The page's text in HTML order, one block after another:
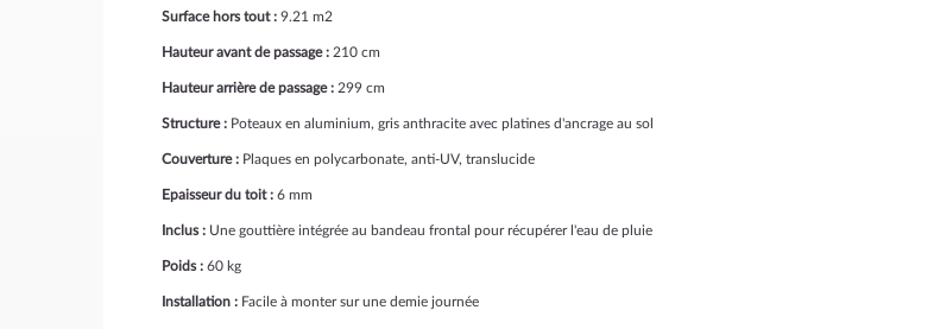
Surface hors tout : 9.21 m2
Hauteur avant de passage : 210 cm
Hauteur arrière de passage : 299 cm
Structure : Poteaux en aluminium, gris anthracite avec platines d'ancrage au sol
Couverture : Plaques en polycarbonate, anti-UV, translucide
Epaisseur du toit : 6 mm
Inclus : Une gouttière intégrée au bandeau frontal pour récupérer l'eau de pluie
Poids : 60 kg
Installation : Facile à monter sur une demie journée